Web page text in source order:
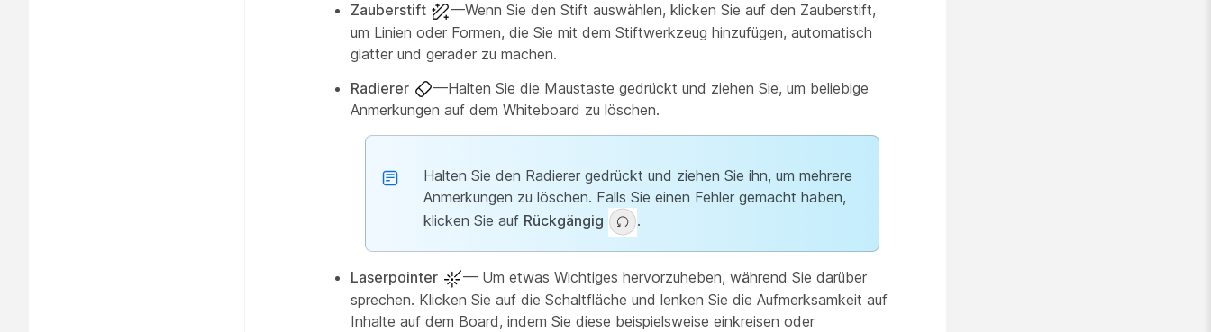
Zauberstift
—Wenn Sie den Stift auswählen, klicken Sie auf den Zauberstift,
um Linien oder Formen, die Sie mit dem Stiftwerkzeug hinzufügen, automatisch
glatter und gerader zu machen.
Radierer
—Halten Sie die Maustaste gedrückt und ziehen Sie, um beliebige
Anmerkungen auf dem Whiteboard zu löschen.
Halten Sie den Radierer gedrückt und ziehen Sie ihn, um mehrere
Anmerkungen zu löschen. Falls Sie einen Fehler gemacht haben,
klicken Sie auf Rückgängig .
Laserpointer
— Um etwas Wichtiges hervorzuheben, während Sie darüber
sprechen. Klicken Sie auf die Schaltfläche und lenken Sie die Aufmerksamkeit auf
Inhalte auf dem Board, indem Sie diese beispielsweise einkreisen oder